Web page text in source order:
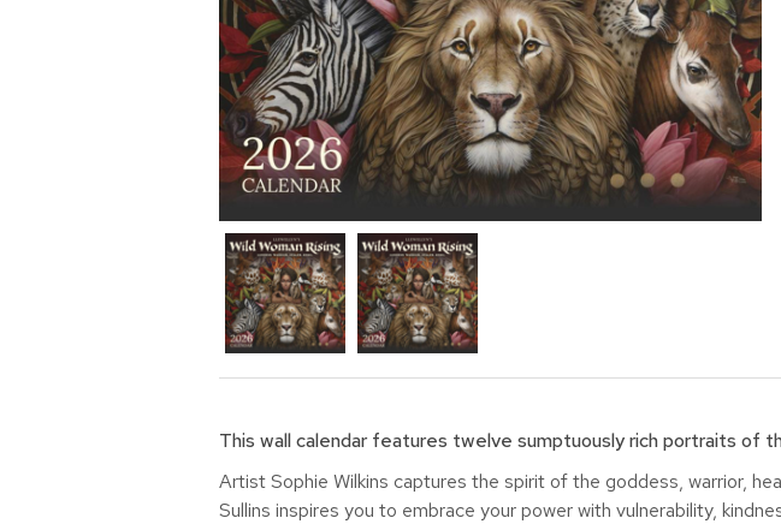
This wall calendar features twelve sumptuously rich portraits of
Artist Sophie Wilkins captures the spirit of the goddess, warrior,
Sullins inspires you to embrace your power with vulnerability,